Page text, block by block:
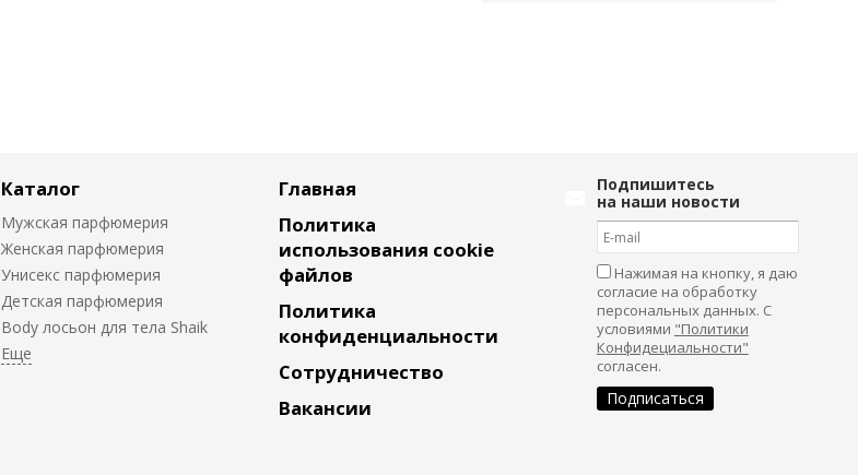
Каталог
Мужская парфюмерия
Женская парфюмерия
Унисекс парфюмерия
Детская парфюмерия
Body лосьон для тела Shaik
Главная
Политика
использования cookie
файлов
Политика
конфиденциальности
Сотрудничество
Вакансии
Подпишитесь
на наши новости
Нажимая на кнопку, я даю
согласие на обработку
персональных данных. С
условиями "Политики
Конфидециальности"
согласен.